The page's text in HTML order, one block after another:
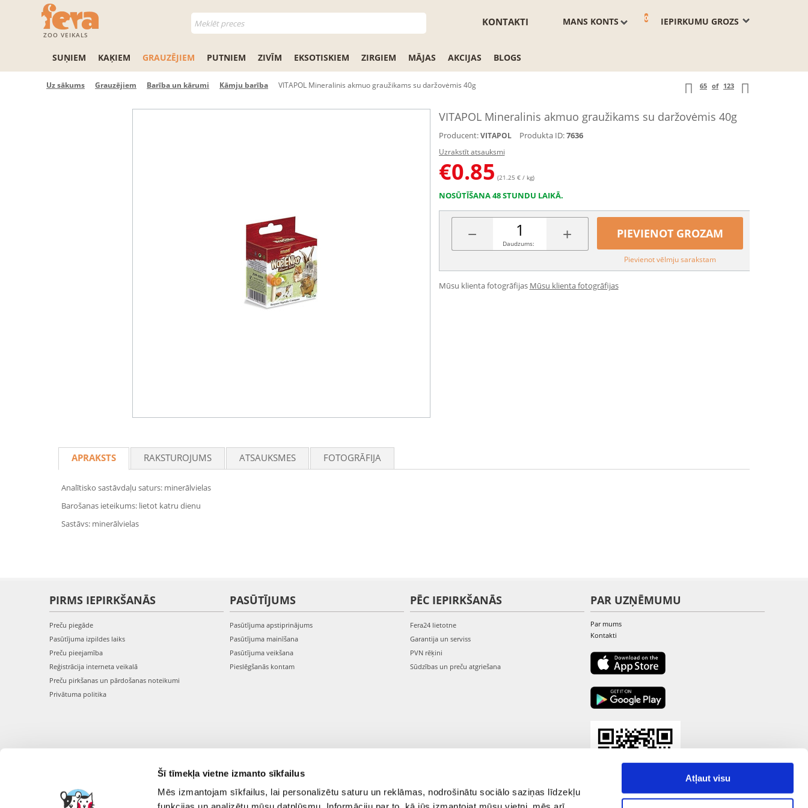
Šī tīmekļa vietne izmanto sīkfailus
Mēs izmantojam sīkfailus, lai personalizētu saturu un reklāmas, nodrošinātu sociālo saziņas līdzekļu
Atļaut visu
ZOO VEIKALS
IEPIRKUMU GROZS
0
MANS KONTS
KONTAKTI
SUŅIEM KAĶIEM GRAUZĒJIEM PUTNIEM ZIVĪM EKSOTISKIEM ZIRGIEM MĀJAS AKCIJAS BLOGS
Uz sākums Grauzējiem Barība un kārumi Kāmju barība VITAPOL Mineralinis akmuo graužikams su daržovėmis 40g 65 of 123
VITAPOL Mineralinis akmuo graužikams su daržovėmis 40g
Producent: VITAPOL Produkta ID:7636
Uzrakstīt atsauksmi
€0.85 (21.25 € / kg)
NOSŪTĪŠANA 48 STUNDU LAIKĀ.
− +
Daudzums:
PIEVIENOT GROZAM
Pievienot vēlmju sarakstam
Mūsu klienta fotogrāfijas Mūsu klienta fotogrāfijas
APRAKSTS RAKSTUROJUMS ATSAUKSMES FOTOGRĀFIJA
Analītisko sastāvdaļu saturs: minerālvielas
Barošanas ieteikums: lietot katru dienu
Sastāvs: minerālvielas
PIRMS IEPIRKŠANĀS
Preču piegāde
Pasūtījuma izpildes laiks
Preču pieejamība
Reģistrācija interneta veikalā
Preču pirkšanas un pārdošanas noteikumi
Privātuma politika
PASŪTĪJUMS
Pasūtījuma apstiprinājums
Pasūtījuma mainīšana
Pasūtījuma veikšana
Pieslēgšanās kontam
PĒC IEPIRKŠANĀS
Fera24 lietotne
Garantija un serviss
PVN rēķini
Sūdzības un preču atgriešana
PAR UZŅĒMUMU
Par mums
Kontakti